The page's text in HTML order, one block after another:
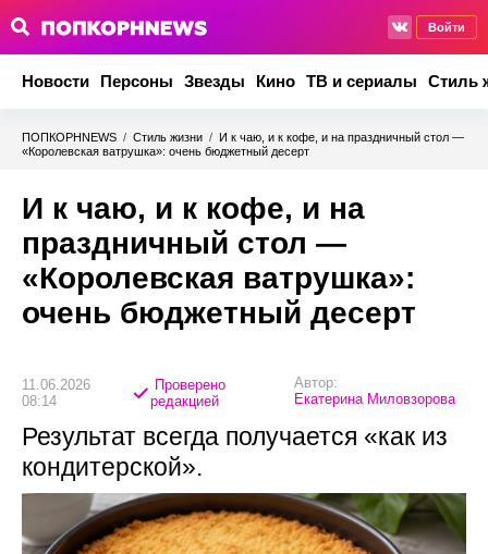
Войти
Новости Персоны Звезды Кино ТВ и сериалы Стиль
ПОПКОРНNEWS / Стиль жизни / И к чаю, и к кофе, и на праздничный стол —
«Королевская ватрушка»: очень бюджетный десерт
И к чаю, и к кофе, и на
праздничный стол —
«Королевская ватрушка»:
очень бюджетный десерт
11.06.2026
08:14
Проверено
редакцией
Автор:
Екатерина Миловзорова
Результат всегда получается «как из
кондитерской».